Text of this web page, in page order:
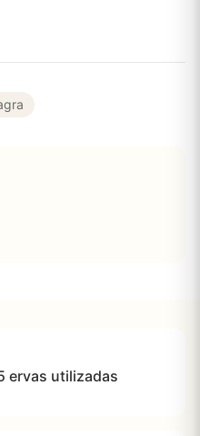
ervas utilizadas